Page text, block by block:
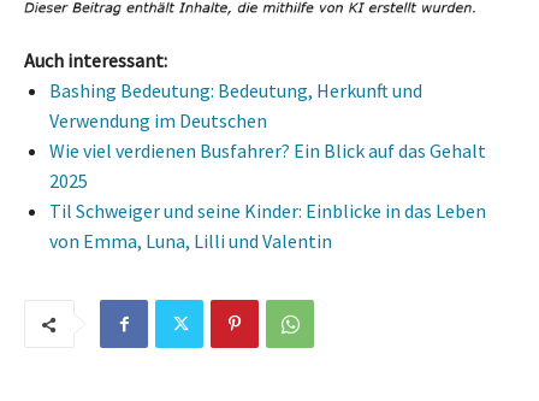
Auch interessant:
Bashing Bedeutung: Bedeutung, Herkunft und
Verwendung im Deutschen
Wie viel verdienen Busfahrer? Ein Blick auf das Gehalt
2025
Til Schweiger und seine Kinder: Einblicke in das Leben
von Emma, Luna, Lilli und Valentin